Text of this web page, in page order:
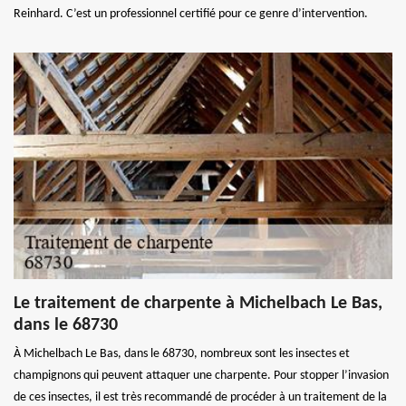
Reinhard. C’est un professionnel certifié pour ce genre d’intervention.
Le traitement de charpente à Michelbach Le Bas,
dans le 68730
À Michelbach Le Bas, dans le 68730, nombreux sont les insectes et
champignons qui peuvent attaquer une charpente. Pour stopper l’invasion
de ces insectes, il est très recommandé de procéder à un traitement de la